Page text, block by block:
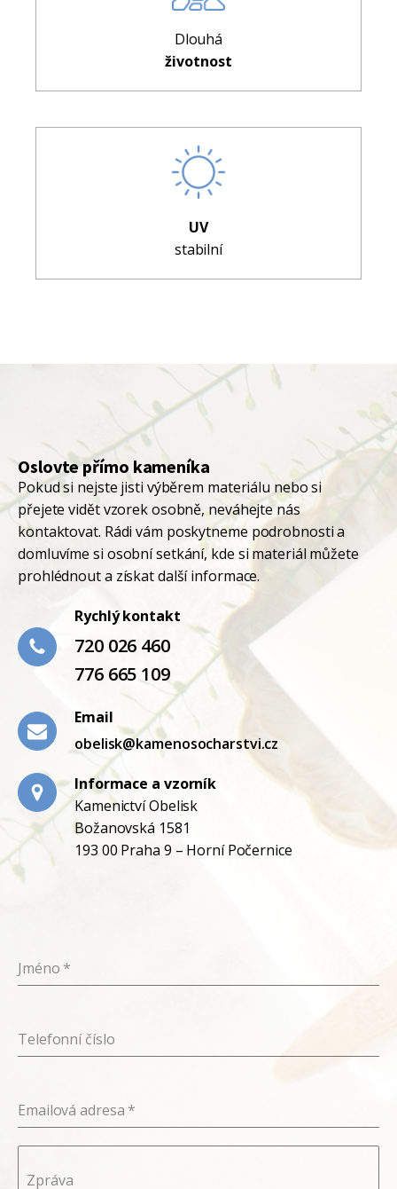
Dlouhá
životnost
UV
stabilní
Oslovte přímo kameníka
Pokud si nejste jisti výběrem materiálu nebo si
přejete vidět vzorek osobně, neváhejte nás
kontaktovat. Rádi vám poskytneme podrobnosti a
domluvíme si osobní setkání, kde si materiál můžete
prohlédnout a získat další informace.
Rychlý kontakt
720 026 460
776 665 109
Email
obelisk@kamenosocharstvi.cz
Informace a vzorník
Kamenictví Obelisk
Božanovská 1581
193 00 Praha 9 – Horní Počernice
Jméno *
Telefonní číslo
Emailová adresa *
Zpráva